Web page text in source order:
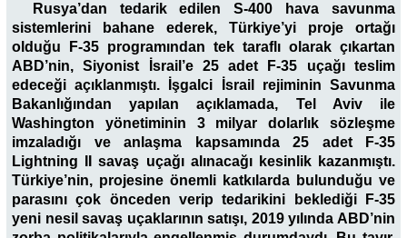
Rusya’dan tedarik edilen S-400 hava savunma
sistemlerini bahane ederek, Türkiye’yi proje ortağı
olduğu F-35 programından tek taraflı olarak çıkartan
ABD’nin, Siyonist İsrail’e 25 adet F-35 uçağı teslim
edeceği açıklanmıştı. İşgalci İsrail rejiminin Savunma
Bakanlığından yapılan açıklamada, Tel Aviv ile
Washington yönetiminin 3 milyar dolarlık sözleşme
imzaladığı ve anlaşma kapsamında 25 adet F-35
Lightning II savaş uçağı alınacağı kesinlik kazanmıştı.
Türkiye’nin, projesine önemli katkılarda bulunduğu ve
parasını çok önceden verip tedarikini beklediği F-35
yeni nesil savaş uçaklarının satışı, 2019 yılında ABD’nin